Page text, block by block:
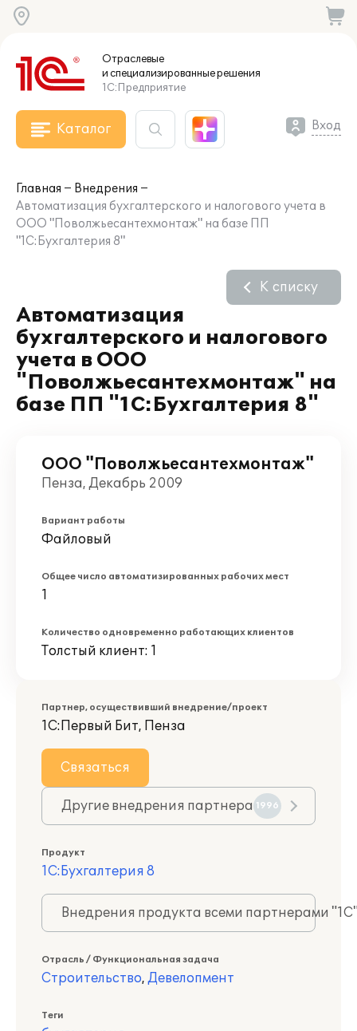
Отраслевые
и специализированныерешения
1С:Предприятие
Каталог Вход
Главная
Внедрения
Автоматизация бухгалтерского и налогового учета в
ООО "Поволжьесантехмонтаж" на базе ПП
"1С:Бухгалтерия 8"
Автоматизация
бухгалтерского и налогового
учета в ООО
"Поволжьесантехмонтаж" на
базе ПП "1С:Бухгалтерия 8"
К списку
ООО "Поволжьесантехмонтаж"
Пенза, Декабрь 2009
Вариант работы
Файловый
Общее число автоматизированных рабочих мест
1
Количество одновременно работающих клиентов
Толстый клиент: 1
Партнер, осуществивший внедрение/проект
1С:Первый Бит, Пенза
Связаться
Другие внедрения партнера 1996
Продукт
1С:Бухгалтерия 8
Внедрения продукта всеми партнерами
Отрасль / Функциональная задача
Строительство, Девелопмент
Теги